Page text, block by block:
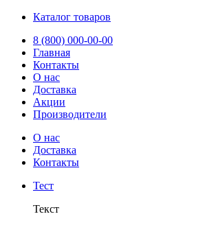
Каталог товаров
8 (800) 000-00-00
Главная
Контакты
О нас
Доставка
Акции
Производители
О нас
Доставка
Контакты
Тест
Текст